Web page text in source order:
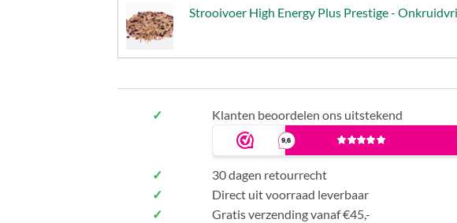
Strooivoer High Energy Plus Prestige -
✓ Klanten beoordelen ons uitstekend
✓
30 dagen retourrecht
✓
Direct uit voorraad leverbaar
✓
Gratis verzending vanaf €45,-